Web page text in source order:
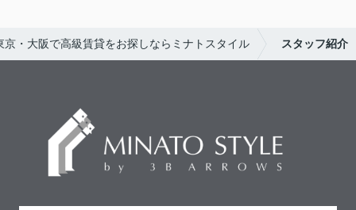
京・大阪で高級賃貸をお探しならミナトスタイル スタッフ紹介